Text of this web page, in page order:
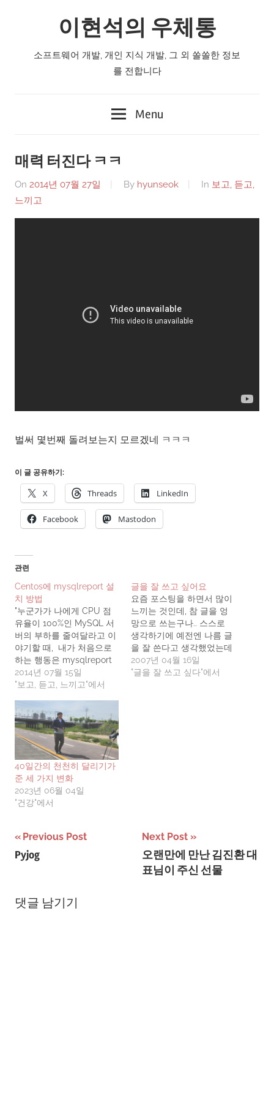
이현석의 우체통
소프트웨어 개발, 개인 지식 개발, 그 외 쏠쏠한 정보
를 전합니다
Menu
매력 터진다 ㅋㅋ
On 2014년 07월 27일 By hyunseok In 보고, 듣고,
느끼고
벌써 몇번째 돌려보는지 모르겠네 ㅋㅋㅋ
이 글 공유하기:
X Threads LinkedIn
Facebook Mastodon
관련
Centos에 mysqlreport 설
치 방법
"누군가가 나에게 CPU 점
유율이 100%인 MySQL 서
버의 부하를 줄여달라고 이
야기할 때, 내가 처음으로
하는 행동은 mysqlreport
를 실행하는 일이다. 고객과
10분 이야기 하는 것보다
번 보는 것으로 더 많은 정
보를 얻을 수 있다." - 출처
: MySQL 관리자를 위한 오
픈 툴 위의 문구를 보고 바
로 mysqlreport 란 녀석을
써봐야겠다는 생각을 했다.
…
2014년 07월 15일
"보고, 듣고, 느끼고"에서
글을 잘 쓰고 싶어요
요즘 포스팅을 하면서 많이
느끼는 것인데, 참 글을 엉
망으로 쓰는구나.. 스스로
생각하기에 예전엔 나름 글
을 잘 쓴다고 생각했었는데
말이죠.. 여러 블로거들의
재치있는 표현으로 가득한
2007년 04월 16일
"글을 잘 쓰고 싶다"에서
40일간의 천천히 달리기가
준 세 가지 변화
2023년 06월 04일
"건강"에서
글
탐
Previous Post
Pyjog
Next Post
오랜만에 만난 김진환 대
표님이 주신 선물
댓글 남기기